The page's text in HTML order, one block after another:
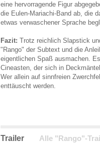
eine hervorragende Figur
die Eulen-Mariachi-Band ab, die
etwas verwaschener Sprache
Fazit: Trotz reichlich Slapstick
"Rango" der Subtext und die
eigentlichen Spaß ausmachen.
Cineasten, der sich in
Wer allein auf sinnfreien
enttäuscht werden.
Trailer Alle "Rango"-